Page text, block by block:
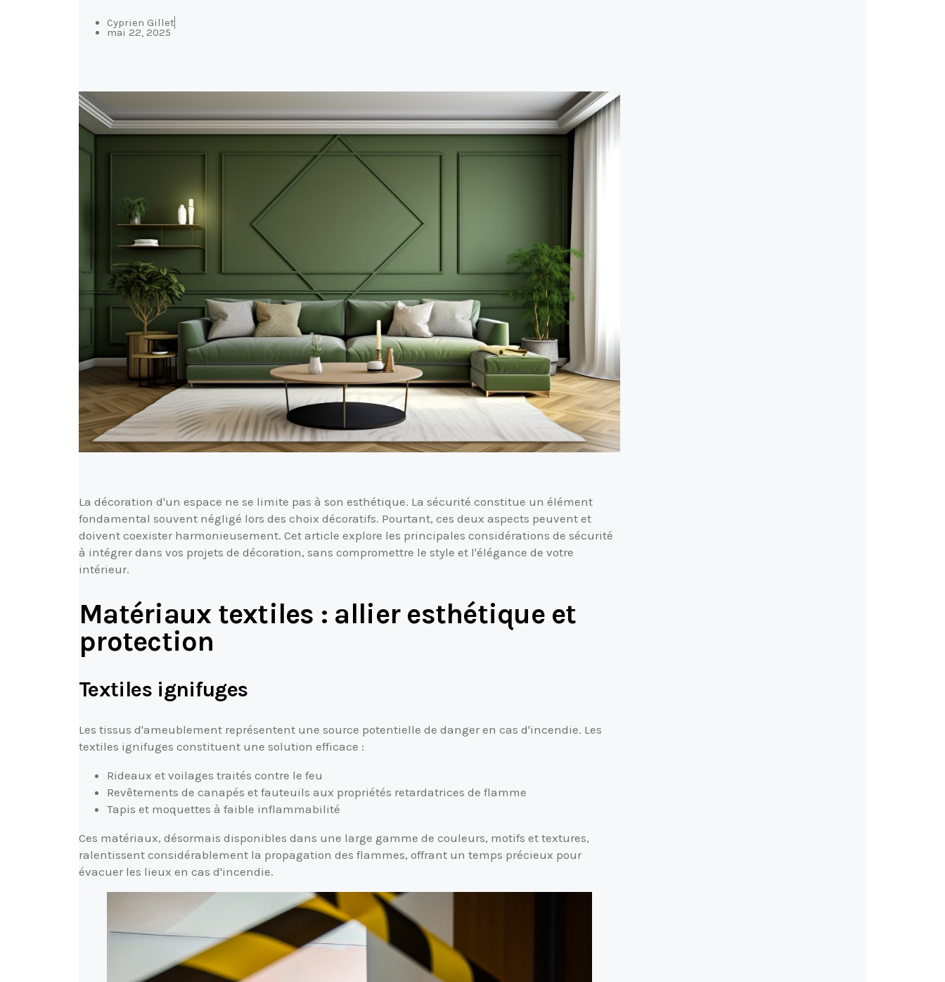
Cyprien Gillet
mai 22, 2025
La décoration d'un espace ne se limite pas à son esthétique. La sécurité constitue un élément
fondamental souvent négligé lors des choix décoratifs. Pourtant, ces deux aspects peuvent et
doivent coexister harmonieusement. Cet article explore les principales considérations de sécurité
à intégrer dans vos projets de décoration, sans compromettre le style et l'élégance de votre
intérieur.
Matériaux textiles : allier esthétique et
protection
Textiles ignifuges
Les tissus d'ameublement représentent une source potentielle de danger en cas d'incendie. Les
textiles ignifuges constituent une solution efficace :
Rideaux et voilages traités contre le feu
Revêtements de canapés et fauteuils aux propriétés retardatrices de flamme
Tapis et moquettes à faible inflammabilité
Ces matériaux, désormais disponibles dans une large gamme de couleurs, motifs et textures,
ralentissent considérablement la propagation des flammes, offrant un temps précieux pour
évacuer les lieux en cas d'incendie.